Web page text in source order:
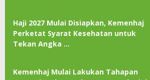
Haji 2027 Mulai Disiapkan, Kemenhaj
Perketat Syarat Kesehatan untuk
Tekan Angka …
Kemenhaj Mulai Lakukan Tahapan